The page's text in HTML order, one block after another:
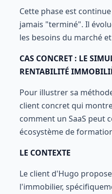
Cette phase est
jamais "terminé". Il
les besoins du marché
CAS CONCRET : LE
RENTABILITÉ
Pour illustrer sa
client concret qui
comment un SaaS peut
écosystème de
LE CONTEXTE
Le client d'Hugo
l'immobilier,